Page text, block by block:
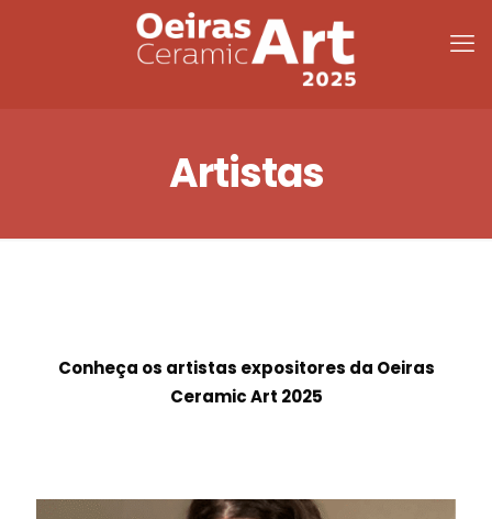
Artistas
Conheça os artistas expositores da Oeiras
Ceramic Art 2025